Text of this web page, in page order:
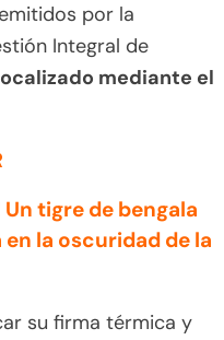
por la
Integral de
mediante el
tigre de bengala
la oscuridad de la
su firma térmica y